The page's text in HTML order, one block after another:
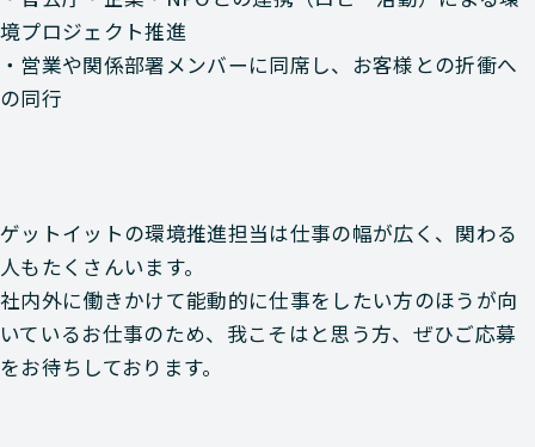
境プロジェクト推進
・営業や関係部署メンバーに同席し、お客様との折衝へ
の同行
ゲットイットの環境推進担当は仕事の幅が広く、関わる
人もたくさんいます。
社内外に働きかけて能動的に仕事をしたい方のほうが向
いているお仕事のため、我こそはと思う方、ぜひご応募
をお待ちしております。